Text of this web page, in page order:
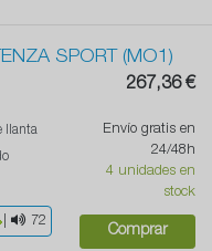
SPORT (MO1)
llanta
72
267,36 €
Envío gratis en
24/48h
4 unidades en
stock
Comprar